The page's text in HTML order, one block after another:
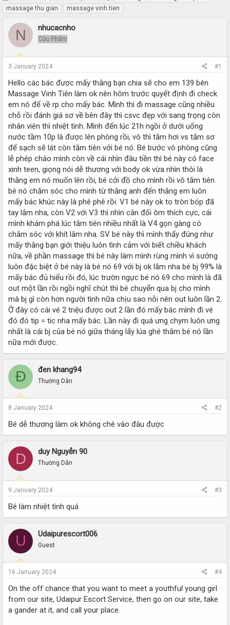
h
r
e
d
a
t
e
r
t
a
r
t
d
massage thu gian
massage vinh tien
N nhucacnho
Cửu Phẩm
3 January 2024 #1
Hello các bác được mấy thằng bạn chia sẽ cho em 139 bên
Massage Vinh Tiên làm ok nên hôm trước quyết định đi check
em nó để về rp cho mấy bác. Mình thì đi massage cũng nhiều
chỗ rồi đánh giá sơ về bên đây thì csvc đẹp với sang trọng còn
nhân viên thì nhiệt tình. Mình đến lúc 21h ngồi ở dưới uống
nước tầm 10p là được lên phòng rồi, vô thì tắm hơi vs tắm sơ
để sạch sẽ lát còn tắm tiên với bé nó. Bé bước vô phòng cũng
lễ phép chào mình còn về cái nhìn đâu tiền thì bé này có face
xinh teen, giọng nói dễ thương với body ok vừa nhìn thôi là
thằng em nó muốn lên rồi, bé cởi đồ cho mình rồi vô tắm tiên
bé nó chăm sóc cho mình từ thằng anh đến thằng em luôn
mấy bác khúc này là phê phê rồi. V1 bé này ok to tròn bóp đã
tay lắm nha, còn V2 với V3 thì nhìn cân đối ôm thích cực, cái
mình khám phá lúc tắm tiên nhiều nhất là V4 gọn gàng có
chăm sóc với khít lắm nha. SV bé này thì mình thấy đúng như
mấy thằng bạn giới thiệu luôn tình cảm với biết chiều khách
nữa, về phần massage thì bé này làm mình rùng mình vì sướng
luôn đặc biệt ở bé này là bé nó 69 với bj ok lắm nha bé bj 99% là
mấy bác đủ hiểu rồi đó, lúc trườn ngực bé nó 69 cho mình là đã
out một lần rồi ngồi nghĩ chút thì bé chuyển qua bj cho mình
mà bj gì còn hơn người tình nữa chịu sao nỗi nên out luôn lần 2.
Ở đây có cái vé 2 triệu được out 2 lần đó mấy bác mình đi vé
đó đó tip = tic nha mấy bác. Lần này đi quá ưng chym luôn ưng
nhất là cái bj của bé nó giữa tháng lấy lúa ghé thăm bé nó lần
nữa mới được.
Đ đen khang94
Thường Dân
8 January 2024 #2
Bé dễ thương làm ok không chê vào đâu được
D duy Nguyễn 90
Thường Dân
9 January 2024 #3
Bé làm nhiệt tình quá
U Udaipurescort006
Guest
16 January 2024 #4
On the off chance that you want to meet a youthful young girl
from our site, Udaipur Escort Service, then go on our site, take
a gander at it, and call your place.